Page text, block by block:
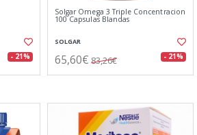
- 21%
Solgar Omega 3 Triple Concentracion
100 Capsulas Blandas
SOLGAR
65,60€ 83,26€ - 21%